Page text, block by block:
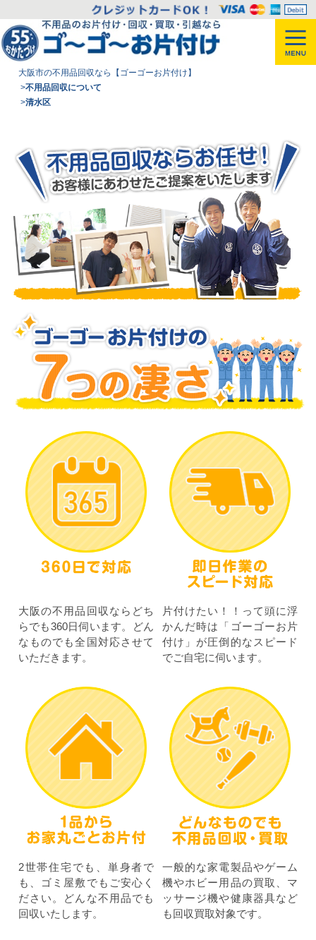
大阪市の不用品回収なら【ゴーゴーお片付け】
>不用品回収について
>清水区
大阪の不用品回収ならどち
らでも360日伺います。どん
なものでも全国対応させて
いただきます。
片付けたい！！って頭に浮
かんだ時は「ゴーゴーお片
付け」が圧倒的なスピード
でご自宅に伺います。
2世帯住宅でも、単身者で
も、ゴミ屋敷でもご安心く
ださい。どんな不用品でも
回収いたします。
一般的な家電製品やゲーム
機やホビー用品の買取、マ
ッサージ機や健康器具など
も回収買取対象です。